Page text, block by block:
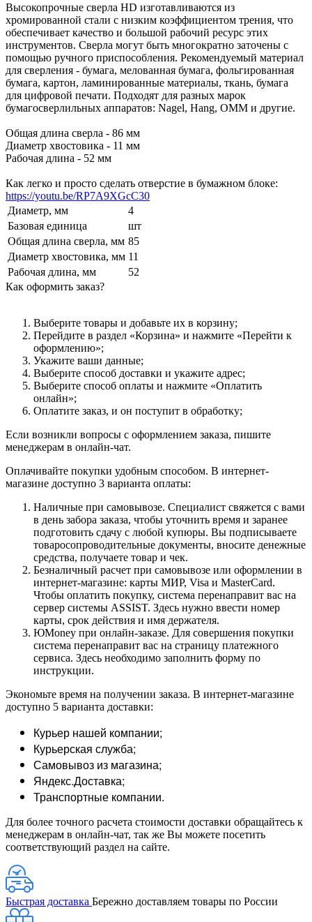
Высокопрочные сверла HD изготавливаются из
хромированной стали с низким коэффициентом трения, что
обеспечивает качество и большой рабочий ресурс этих
инструментов. Сверла могут быть многократно заточены с
помощью ручного приспособления. Рекомендуемый материал
для сверления - бумага, мелованная бумага, фольгированная
бумага, картон, ламинированные материалы, ткань, бумага
для цифровой печати. Подходят для разных марок
бумагосверлильных аппаратов: Nagel, Hang, OMM и другие.
Общая длина сверла - 86 мм
Диаметр хвостовика - 11 мм
Рабочая длина - 52 мм
Как легко и просто сделать отверстие в бумажном блоке:
https://youtu.be/RP7A9XGcC30
Диаметр, мм
4
Базовая единица
шт
Общая длина сверла, мм 85
Диаметр хвостовика, мм 11
Рабочая длина, мм
52
Как оформить заказ?
Выберите товары и добавьте их в корзину;
Перейдите в раздел «Корзина» и нажмите «Перейти к
оформлению»;
Укажите ваши данные;
Выберите способ доставки и укажите адрес;
Выберите способ оплаты и нажмите «Оплатить
онлайн»;
Оплатите заказ, и он поступит в обработку;
Если возникли вопросы с оформлением заказа, пишите
менеджерам в онлайн-чат.
Оплачивайте покупки удобным способом. В интернет-
магазине доступно 3 варианта оплаты:
Наличные при самовывозе. Специалист свяжется с вами
в день забора заказа, чтобы уточнить время и заранее
подготовить сдачу с любой купюры. Вы подписываете
товаросопроводительные документы, вносите денежные
средства, получаете товар и чек.
Безналичный расчет при самовывозе или оформлении в
интернет-магазине: карты МИР, Visa и MasterCard.
Чтобы оплатить покупку, система перенаправит вас на
сервер системы ASSIST. Здесь нужно ввести номер
карты, срок действия и имя держателя.
ЮMoney при онлайн-заказе. Для совершения покупки
система перенаправит вас на страницу платежного
сервиса. Здесь необходимо заполнить форму по
инструкции.
Экономьте время на получении заказа. В интернет-магазине
доступно 5 варианта доставки:
Курьер нашей компании;
Курьерская служба;
Самовывоз из магазина;
Яндекс.Доставка;
Транспортные компании.
Для более точного расчета стоимости доставки обращайтесь к
менеджерам в онлайн-чат, так же Вы можете посетить
соответствующий раздел на сайте.
Быстрая доставка Бережно доставляем товары по России